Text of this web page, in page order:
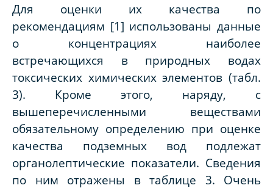
Для оценки их качества по
рекомендациям [1] использованы данные
о концентрациях наиболее
встречающихся в природных водах
токсических химических элементов (табл.
3). Кроме этого, наряду, с
вышеперечисленными веществами
обязательному определению при оценке
качества подземных вод подлежат
органолептические показатели. Сведения
по ним отражены в таблице 3. Очень